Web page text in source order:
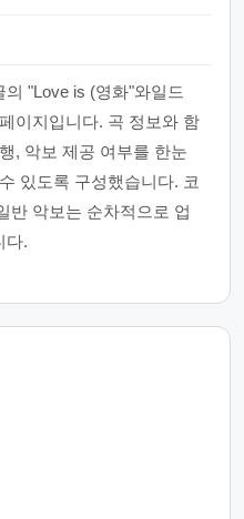
의 "Love is (영화"와일드
이지입니다. 곡 정보와 함
, 악보 제공 여부를 한눈
있도록 구성했습니다. 코
반 악보는 순차적으로 업
다.